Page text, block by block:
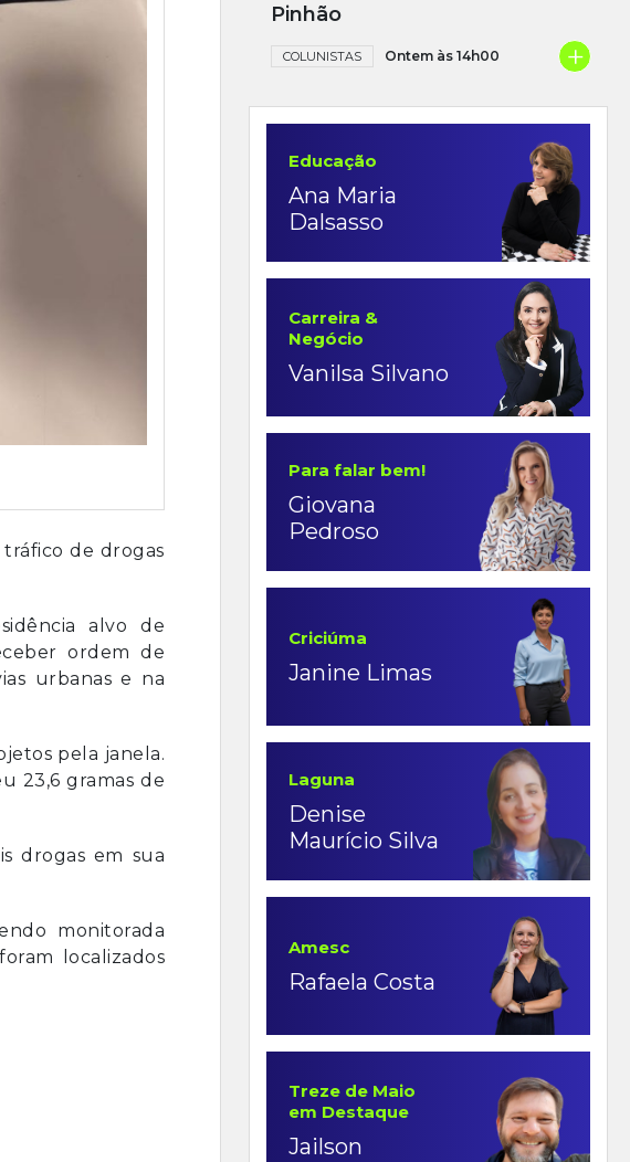
de drogas
alvo de
ordem de
urbanas e na
pela janela.
23,6 gramas de
drogas em sua
monitorada
localizados
Pinhão
COLUNISTAS Ontem às 14h00 +
Educação
Ana Maria
Dalsasso
Carreira &
Negócio
Vanilsa Silvano
Para falar bem!
Giovana
Pedroso
Criciúma
Janine Limas
Laguna
Denise
Maurício Silva
Amesc
Rafaela Costa
Treze de Maio
em Destaque
Jailson